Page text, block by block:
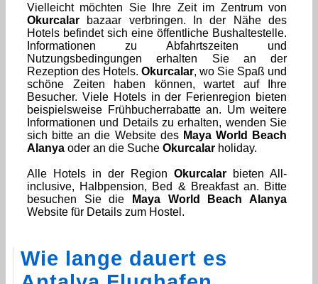
Vielleicht möchten Sie Ihre Zeit im Zentrum von
Okurcalar bazaar verbringen. In der Nähe des
Hotels befindet sich eine öffentliche Bushaltestelle.
Informationen zu Abfahrtszeiten und
Nutzungsbedingungen erhalten Sie an der
Rezeption des Hotels.Okurcalar, wo Sie Spaß und
schöne Zeiten haben können, wartet auf Ihre
Besucher. Viele Hotels in der Ferienregion bieten
beispielsweise Frühbucherrabatte an. Um weitere
Informationen und Details zu erhalten, wenden Sie
sich bitte an die Website des Maya World Beach
Alanya oder an die Suche Okurcalar holiday.
Alle Hotels in der RegionOkurcalar bieten All-
inclusive, Halbpension, Bed & Breakfast an. Bitte
besuchen Sie die
Maya World Beach Alanya
Website für Details zum Hostel.
Wie lange dauert es